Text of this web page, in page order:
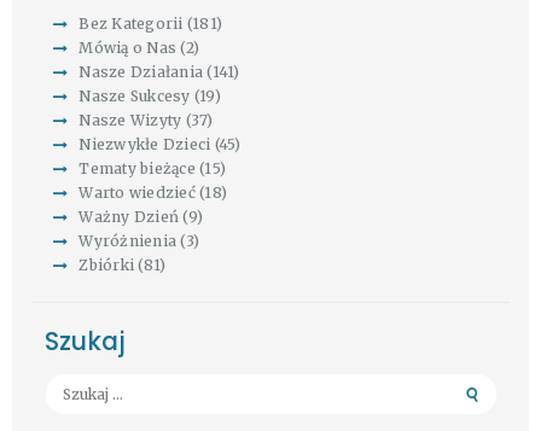
Bez Kategorii (181)
Mówią o Nas (2)
Nasze Działania (141)
Nasze Sukcesy (19)
Nasze Wizyty (37)
Niezwykłe Dzieci (45)
Tematy bieżące (15)
Warto wiedzieć(18)
Ważny Dzień (9)
Wyróżnienia (3)
Zbiórki (81)
Szukaj
Szukaj: